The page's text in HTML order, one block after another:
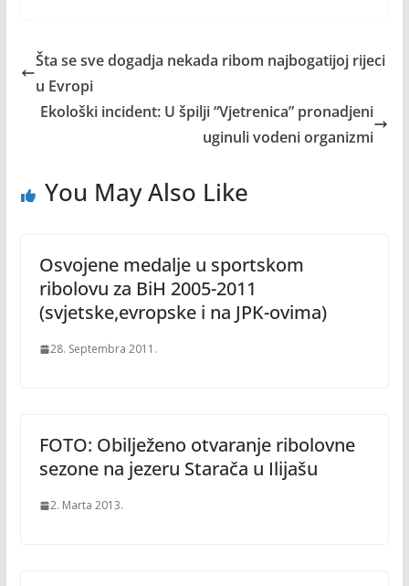
Šta se sve dogadja nekada ribom najbogatijoj rijeci
u Evropi
Ekološki incident: U špilji “Vjetrenica” pronadjeni
uginuli vodeni organizmi
You May Also Like
Osvojene medalje u sportskom
ribolovu za BiH 2005-2011
(svjetske,evropske i na JPK-ovima)
28. Septembra 2011.
FOTO: Obilježeno otvaranje ribolovne
sezone na jezeru Starača u Ilijašu
2. Marta 2013.